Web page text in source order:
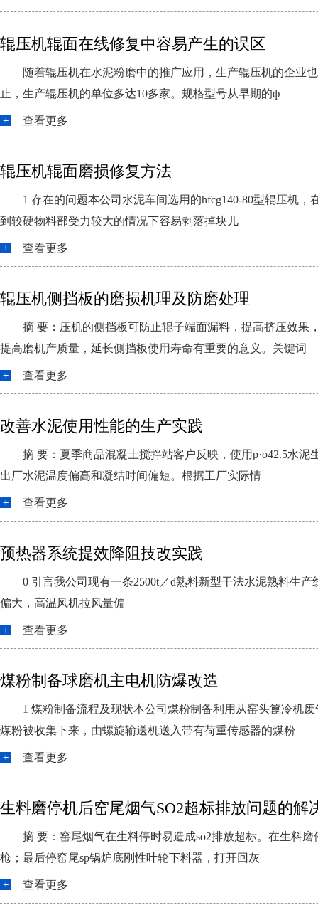
辊压机辊面在线修复中容易产生的误区
随着辊压机在水泥粉磨中的推广应用，生产辊压机的企业
止，生产辊压机的单位多达10多家。规格型号从早期的ф
查看更多
辊压机辊面磨损修复方法
1 存在的问题本公司水泥车间选用的hfcg140-80型辊压机
到较硬物料部受力较大的情况下容易剥落掉块儿
查看更多
辊压机侧挡板的磨损机理及防磨处理
摘 要：压机的侧挡板可防止辊子端面漏料，提高挤压效
提高磨机产质量，延长侧挡板使用寿命有重要的意义。关键词
查看更多
改善水泥使用性能的生产实践
摘 要：夏季商品混凝土搅拌站客户反映，使用p·o42.5水
出厂水泥温度偏高和凝结时间偏短。根据工厂实际情
查看更多
预热器系统提效降阻技改实践
0 引言我公司现有一条2500t／d熟料新型干法水泥熟料生
偏大，高温风机拉风量偏
查看更多
煤粉制备球磨机主电机防爆改造
1 煤粉制备流程及现状本公司煤粉制备利用从窑头篦冷机
煤粉被收集下来，由螺旋输送机送入带有荷重传感器的煤粉
查看更多
生料磨停机后窑尾烟气SO2超标排放问题的解
摘 要：窑尾烟气在生料停时易造成so2排放超标。在生料
枪；最后停窑尾sp锅炉底刚性叶轮下料器，打开回灰
查看更多